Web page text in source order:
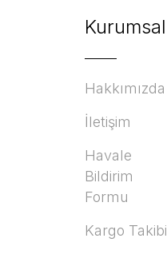
Kurumsal
Hakkımızda
İletişim
Havale
Bildirim
Formu
Kargo Takibi